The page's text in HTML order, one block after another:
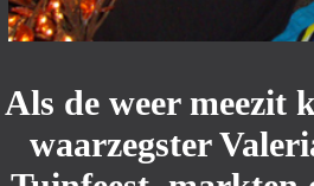
Als de weer meezit
waarzegster